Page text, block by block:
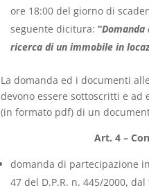
ore 18:00 del giorno di
seguente dicitura:“Domanda
ricerca di un immobile in
La domanda ed i documenti
devono essere sottoscritti e ad
(in formato pdf) di un
Art. 4 –
domanda di partecipazione
47 del D.P.R. n. 445/2000,